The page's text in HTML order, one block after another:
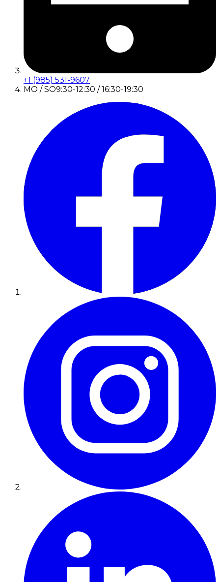
+1 (985) 531-9607
MO / SO9:30-12:30 / 16:30-19:30